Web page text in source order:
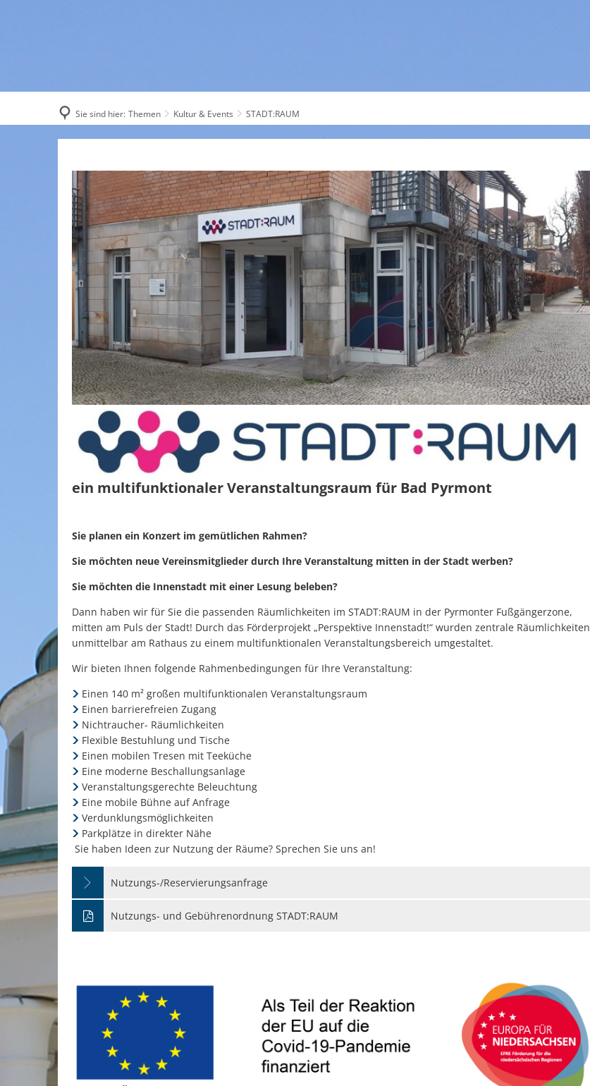
Sie sind hier: Themen Kultur & Events STADT:RAUM
ein multifunktionaler Veranstaltungsraum für Bad Pyrmont
Sie planen ein Konzert im gemütlichen Rahmen?
Sie möchten neue Vereinsmitglieder durch Ihre Veranstaltung mitten in der Stadt werben?
Sie möchten die Innenstadt mit einer Lesung beleben?
Dann haben wir für Sie die passenden Räumlichkeiten im STADT:RAUM in der Pyrmonter Fußgängerzone,
mitten am Puls der Stadt! Durch das Förderprojekt „Perspektive Innenstadt!“ wurden zentrale Räumlichkeiten
unmittelbar am Rathaus zu einem multifunktionalen Veranstaltungsbereich umgestaltet.
Wir bieten Ihnen folgende Rahmenbedingungen für Ihre Veranstaltung:
Einen 140 m² großen multifunktionalen Veranstaltungsraum
Einen barrierefreien Zugang
Nichtraucher- Räumlichkeiten
Flexible Bestuhlung und Tische
Einen mobilen Tresen mit Teeküche
Eine moderne Beschallungsanlage
Veranstaltungsgerechte Beleuchtung
Eine mobile Bühne auf Anfrage
Verdunklungsmöglichkeiten
Parkplätze in direkter Nähe
Sie haben Ideen zur Nutzung der Räume? Sprechen Sie uns an!
Nutzungs-/Reservierungsanfrage
Nutzungs- und Gebührenordnung STADT:RAUM